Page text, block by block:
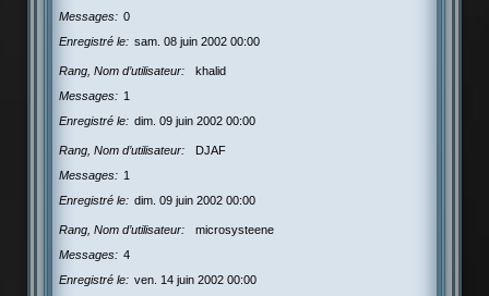
Messages
0
Enregistré le
sam. 08 juin 2002 00:00
Rang, Nom d’utilisateur
khalid
Messages
1
Enregistré le
dim. 09 juin 2002 00:00
Rang, Nom d’utilisateur
DJAF
Messages
1
Enregistré le
dim. 09 juin 2002 00:00
Rang, Nom d’utilisateur
microsysteene
Messages
4
Enregistré le
ven. 14 juin 2002 00:00